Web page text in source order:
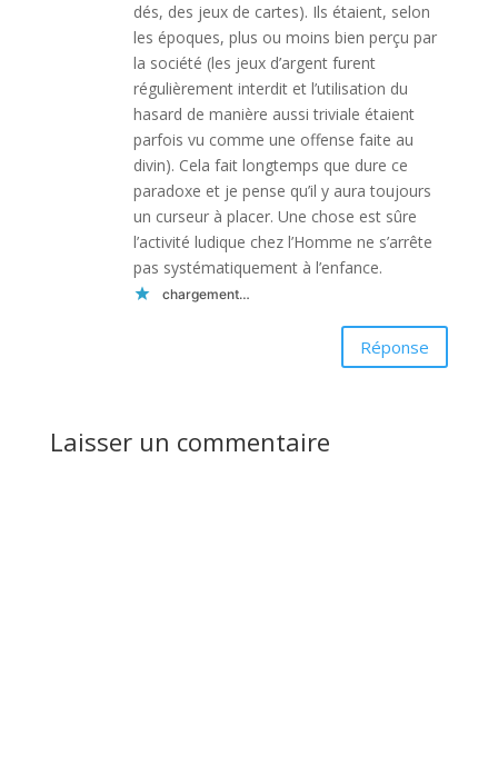
dés, des jeux de cartes). Ils étaient, selon
les époques, plus ou moins bien perçu par
la société (les jeux d’argent furent
régulièrement interdit et l’utilisation du
hasard de manière aussi triviale étaient
parfois vu comme une offense faite au
divin). Cela fait longtemps que dure ce
paradoxe et je pense qu’il y aura toujours
un curseur à placer. Une chose est sûre
l’activité ludique chez l’Homme ne s’arrête
pas systématiquement à l’enfance.
chargement…
Réponse
Laisser un commentaire